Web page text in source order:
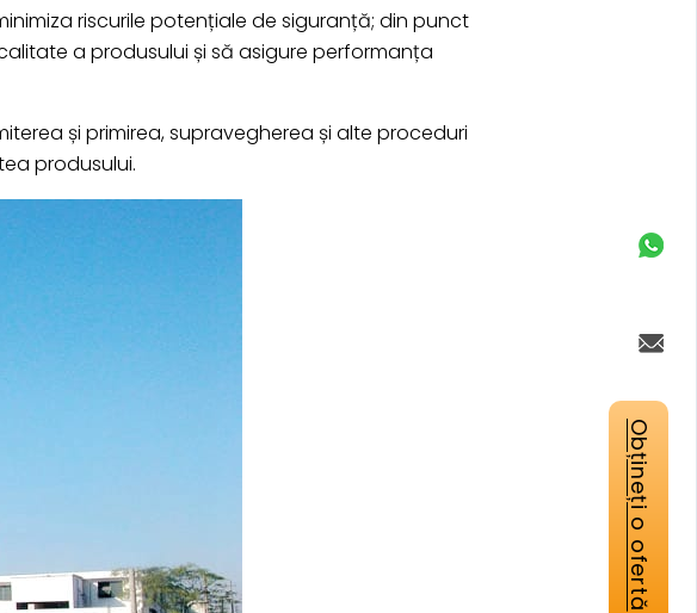
riscurile potențiale de siguranță; din punct
a produsului și să asigure performanța
și primirea, supravegherea și alte proceduri
produsului.
Obțineți o ofertă